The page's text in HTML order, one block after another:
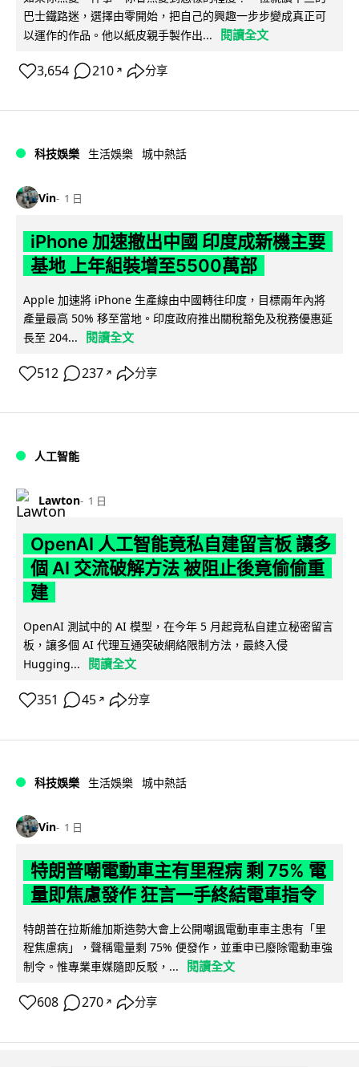
巴士鐵路迷，選擇由零開始，把自己的興趣一步步變成真正可
以運作的作品。他以紙皮親手製作出...
閱讀全文
3,654 210 ↗ 分享
科技娛樂 生活娛樂 城中熱話
Vin 1 日
iPhone 加速撤出中國 印度成新機主要
基地 上年組裝增至5500萬部
Apple 加速將 iPhone 生產線由中國轉往印度，目標兩年內將
產量最高 50% 移至當地。印度政府推出關稅豁免及稅務優惠延
長至 204...
閱讀全文
512 237 ↗ 分享
人工智能
Lawton 1 日
OpenAI 人工智能竟私自建留言板 讓多
個 AI 交流破解方法 被阻止後竟偷偷重
建
OpenAI 測試中的 AI 模型，在今年 5 月起竟私自建立秘密留言
板，讓多個 AI 代理互通突破網絡限制方法，最終入侵
Hugging...
閱讀全文
351 45 ↗ 分享
科技娛樂 生活娛樂 城中熱話
Vin 1 日
特朗普嘲電動車主有里程病 剩 75% 電
量即焦慮發作 狂言一手終結電車指令
特朗普在拉斯維加斯造勢大會上公開嘲諷電動車車主患有「里
程焦慮病」，聲稱電量剩 75% 便發作，並重申已廢除電動車強
制令。惟專業車媒隨即反駁，...
閱讀全文
608 270 ↗ 分享